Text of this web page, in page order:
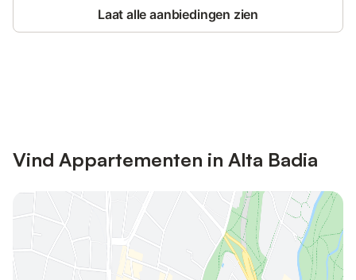
Laat alle aanbiedingen zien
Vind Appartementen in Alta Badia